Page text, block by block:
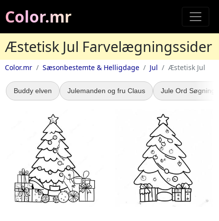
Color.mr
Æstetisk Jul Farvelægningssider
Color.mr Sæsonbestemte & Helligdage Jul Æstetisk Jul
Buddy elven Julemanden og fru Claus Jule Ord Søgning